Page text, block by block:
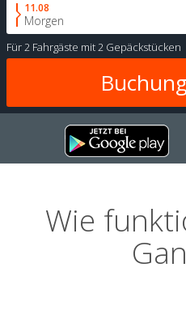
11.08
Morgen
Für2 Fahrgäste mit2 Gepäckstücken
Wie